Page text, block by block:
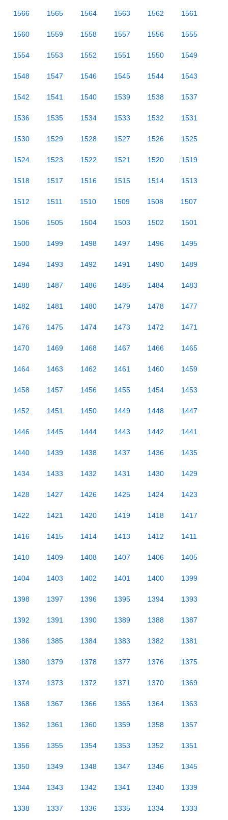
1566 1565 1564 1563 1562 1561
1560 1559 1558 1557 1556 1555
1554 1553 1552 1551 1550 1549
1548 1547 1546 1545 1544 1543
1542 1541 1540 1539 1538 1537
1536 1535 1534 1533 1532 1531
1530 1529 1528 1527 1526 1525
1524 1523 1522 1521 1520 1519
1518 1517 1516 1515 1514 1513
1512 1511 1510 1509 1508 1507
1506 1505 1504 1503 1502 1501
1500 1499 1498 1497 1496 1495
1494 1493 1492 1491 1490 1489
1488 1487 1486 1485 1484 1483
1482 1481 1480 1479 1478 1477
1476 1475 1474 1473 1472 1471
1470 1469 1468 1467 1466 1465
1464 1463 1462 1461 1460 1459
1458 1457 1456 1455 1454 1453
1452 1451 1450 1449 1448 1447
1446 1445 1444 1443 1442 1441
1440 1439 1438 1437 1436 1435
1434 1433 1432 1431 1430 1429
1428 1427 1426 1425 1424 1423
1422 1421 1420 1419 1418 1417
1416 1415 1414 1413 1412 1411
1410 1409 1408 1407 1406 1405
1404 1403 1402 1401 1400 1399
1398 1397 1396 1395 1394 1393
1392 1391 1390 1389 1388 1387
1386 1385 1384 1383 1382 1381
1380 1379 1378 1377 1376 1375
1374 1373 1372 1371 1370 1369
1368 1367 1366 1365 1364 1363
1362 1361 1360 1359 1358 1357
1356 1355 1354 1353 1352 1351
1350 1349 1348 1347 1346 1345
1344 1343 1342 1341 1340 1339
1338 1337 1336 1335 1334 1333